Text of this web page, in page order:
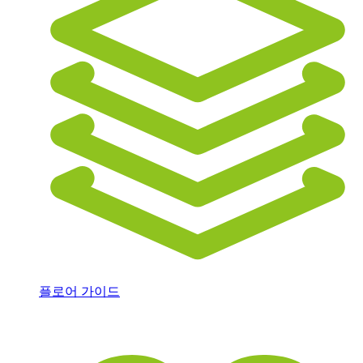
플로어 가이드